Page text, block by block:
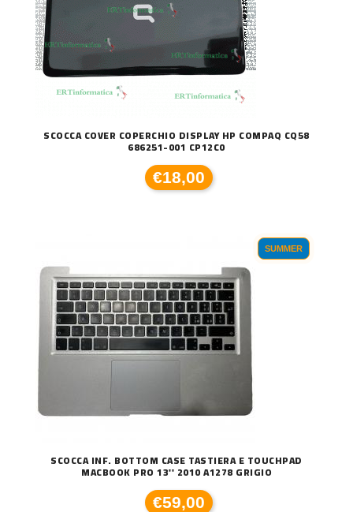
SCOCCA COVER COPERCHIO DISPLAY HP COMPAQ CQ58
686251-001 CP12C0
€18,00
SUMMER
SCOCCA INF. BOTTOM CASE TASTIERA E TOUCHPAD
MACBOOK PRO 13'' 2010 A1278 GRIGIO
€59,00